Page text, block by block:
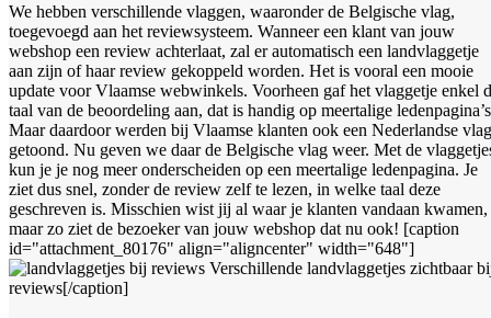
We hebben verschillende vlaggen, waaronder de Belgische vlag,
toegevoegd aan het reviewsysteem. Wanneer een klant van jouw
webshop een review achterlaat, zal er automatisch een landvlaggetje
aan zijn of haar review gekoppeld worden. Het is vooral een mooie
update voor Vlaamse webwinkels. Voorheen gaf het vlaggetje enkel
taal van de beoordeling aan, dat is handig op meertalige
Maar daardoor werden bij Vlaamse klanten ook een Nederlandse vlag
getoond. Nu geven we daar de Belgische vlag weer. Met de
kun je je nog meer onderscheiden op een meertalige ledenpagina. Je
ziet dus snel, zonder de review zelf te lezen, in welke taal deze
geschreven is. Misschien wist jij al waar je klanten vandaan kwamen,
maar zo ziet de bezoeker van jouw webshop dat nu ook! [caption
id="attachment_80176" align="aligncenter" width="648"]
Verschillende landvlaggetjes zichtbaar
reviews[/caption]